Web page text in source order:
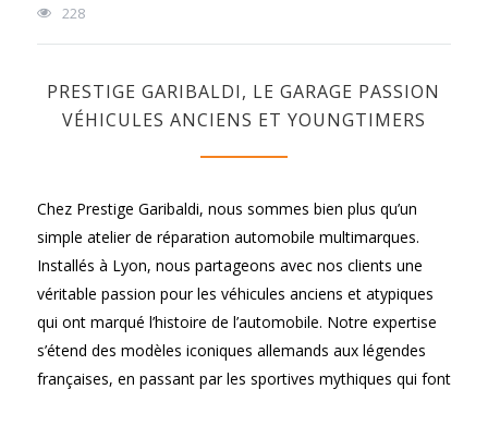
228
PRESTIGE GARIBALDI, LE GARAGE PASSION
VÉHICULES ANCIENS ET YOUNGTIMERS
Chez Prestige Garibaldi, nous sommes bien plus qu’un
simple atelier de réparation automobile multimarques.
Installés à Lyon, nous partageons avec nos clients une
véritable passion pour les véhicules anciens et atypiques
qui ont marqué l’histoire de l’automobile. Notre expertise
s’étend des modèles iconiques allemands aux légendes
françaises, en passant par les sportives mythiques qui font